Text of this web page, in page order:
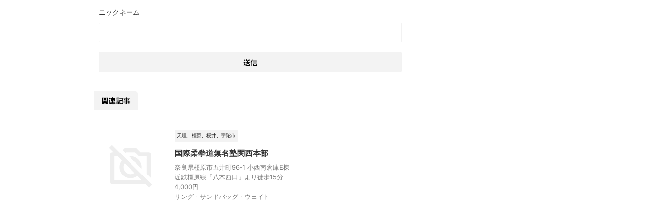
関連記事
天理、橿原、桜井、宇陀市
国際柔拳道無名塾関西本部
奈良県橿原市五井町96-1 小西南倉庫E棟
近鉄橿原線「八木西口」より徒歩15分
4,000円
リング・サンドバッグ・ウェイト